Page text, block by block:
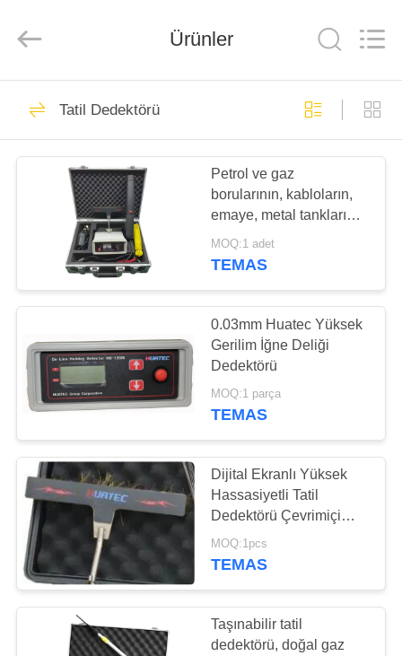
ÜRÜN:%
HAKKIMIZDA
FABRIKA
KALITE
KONTROL
BIZIMLE
ILETIŞIME
GEÇIN
BIR
TEKLIF
ISTEĞI
CORPORATION.
Ultrasonik hata
dedektörü
Ultrasonik kalınlık
ölçüm
64
Kaplama kalınlığı
ölçüm
108
Ürünler
Tatil Dedektörü
Petrol ve gaz
borularının, kabloların,
emaye, metal tanklarının
koruyucu kaplamalarının
kusurlarını test etmek
MOQ:1 adet
TEMAS
0.03mm Huatec Yüksek
Gerilim İğne Deliği
Dedektörü
MOQ:1 parça
TEMAS
Dijital Ekranlı Yüksek
Hassasiyetli Tatil
Dedektörü Çevrimiçi
Gözeneklilik HD-120
MOQ:1pcs
TEMAS
Taşınabilir tatil
dedektörü, doğal gaz